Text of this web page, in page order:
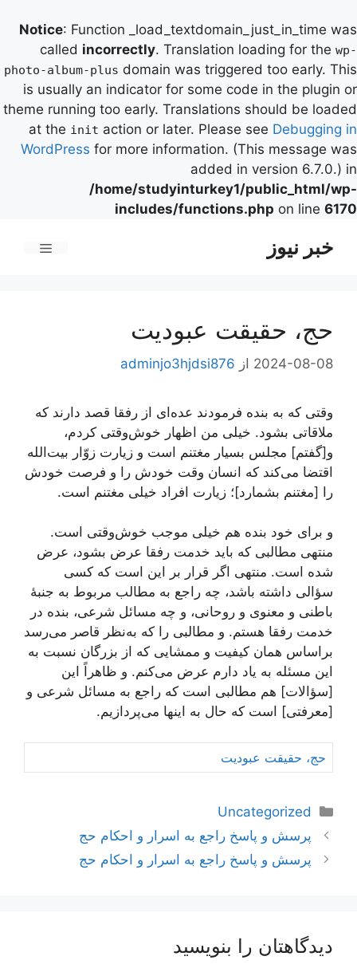
Notice: Function _load_textdomain_just_in_time was
called incorrectly. Translation loading for the wp-
photo-album-plus domain was triggered too early. This
is usually an indicator for some code in the plugin or
theme running too early. Translations should be loaded
at the init action or later. Please see Debugging in
WordPress for more information. (This message was
added in version 6.7.0.) in
/home/studyinturkey1/public_html/wp-
includes/functions.php on line 6170
خبر نیوز
حج، حقیقت عبودیت
2024-08-08 از adminjo3hjdsi876
وقتی که به بنده فرمودند عده‌ای از رفقا قصد دارند که
ملاقاتی بشود. خیلی من اظهار خوش‌وقتی کردم،
و[گفتم] مجلس بسیار مغتنم است و زیارت زوّار بیت‌الله
اقتضا می‌کند که انسان وقت خودش را و فرصت خودش
را [مغتنم بشمارد]؛ زیارت افراد خیلی مغتنم است.
و برای خود بنده هم خیلی موجب خوش‌وقتی است.
منتهی مطالبی که باید خدمت رفقا عرض بشود، عرض
شده است. منتهی اگر قرار بر این است که کسی
سؤالی داشته باشد، چه راجع به مطالب مربوط به جنبۀ
باطنی و معنوی و روحانی، و چه مسائل شرعی، بنده در
خدمت رفقا هستم. و مطالبی را که به‌نظر قاصر می‌رسد
براساس همان کیفیت و ممشایی که از بزرگان نسبت به
این مسئله به یاد دارم عرض می‌کنم. و ظاهراً این
[سؤالات] هم مطالبی است که راجع به مسائل شرعی و
[معرفتی] است که حال به اینها می‌پردازیم.
حج، حقیقت عبودیت
دسته‌ها
Uncategorized
ناوبری
نوشته‌ها
پرسش و پاسخ راجع به اسرار و احکام حج
پرسش و پاسخ راجع به اسرار و احکام حج
دیدگاهتان را بنویسید